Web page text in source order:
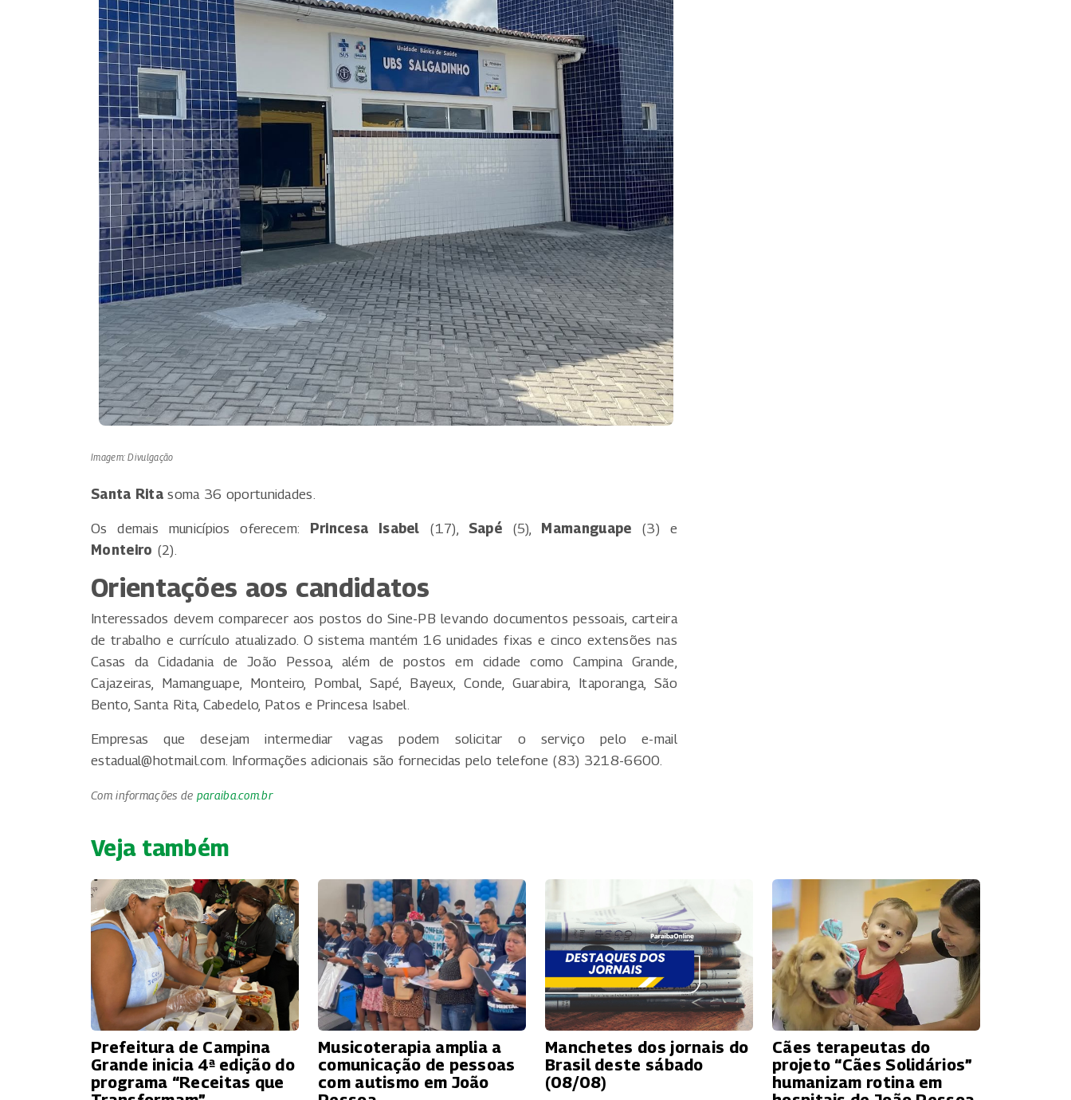
Imagem: Divulgação
Santa Rita soma 36 oportunidades.
Os demais municípios oferecem: Princesa Isabel (17), Sapé(5), Mamanguape (3) e
Monteiro (2).
Orientações aos candidatos
Interessados devem comparecer aos postos do Sine-PB levando documentos pessoais, carteira
de trabalho e currículo atualizado. O sistema mantém 16 unidades fixas e cinco extensões nas
Casas da Cidadania de João Pessoa, além de postos em cidade como Campina Grande,
Cajazeiras, Mamanguape, Monteiro, Pombal, Sapé, Bayeux, Conde, Guarabira, Itaporanga, São
Bento, Santa Rita, Cabedelo, Patos e Princesa Isabel.
Empresas que desejam intermediar vagas podem solicitar o serviço pelo e-mail
estadual@hotmail.com . Informações adicionais são fornecidas pelo telefone (83) 3218-6600.
Com informações de paraiba.com.br
Veja também
Prefeitura de Campina
Grande inicia 4ª edição do
programa “Receitas que
Musicoterapia amplia a
comunicação de pessoas
com autismo em João
Manchetes dos jornais do
Brasil deste sábado
(08/08)
Cães terapeutas do
projeto “Cães Solidários”
humanizam rotina em